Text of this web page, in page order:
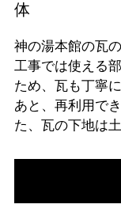
体
神の湯本館の瓦
工事では使える
ため、瓦も丁寧
あと、再利用で
た、瓦の下地は